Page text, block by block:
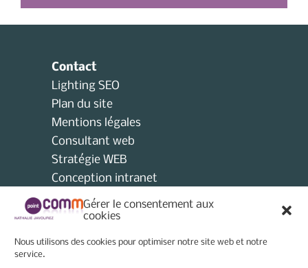
Gérer le consentement aux
cookies
Nous utilisons des cookies pour optimiser notre site web et notre
service.
Contact
Lighting SEO
Plan du site
Mentions légales
Consultant web
Stratégie WEB
Conception intranet
Consultant collectivités locales
AMO